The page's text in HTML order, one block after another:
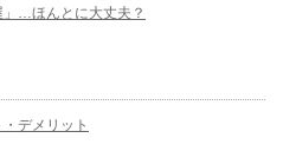
」…ほんとに大丈夫？
デメリット